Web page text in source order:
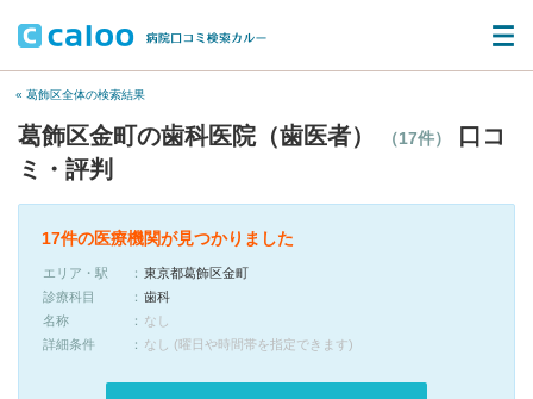
« 葛飾区全体の検索結果
葛飾区金町の歯科医院（歯医者） （17件）
口コ
ミ・評判
17件の医療機関が見つかりました
エリア・駅
東京都葛飾区金町
診療科目
歯科
名称
なし
詳細条件
なし (曜日や時間帯を指定できます)